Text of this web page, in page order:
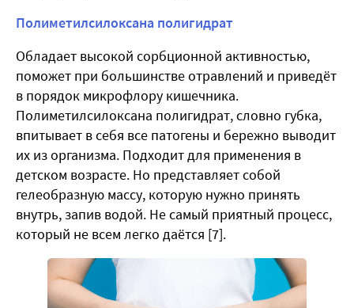
Полиметилсилоксана полигидрат
Обладает высокой сорбционной активностью,
поможет при большинстве отравлений и приведёт
в порядок микрофлору кишечника.
Полиметилсилоксана полигидрат, словно губка,
впитывает в себя все патогены и бережно выводит
их из организма. Подходит для применения в
детском возрасте. Но представляет собой
гелеобразную массу, которую нужно принять
внутрь, запив водой. Не самый приятный процесс,
который не всем легко даётся [7].